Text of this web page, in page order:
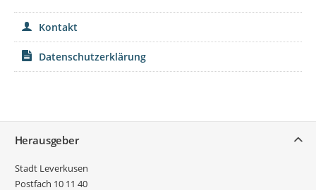
Kontakt
Datenschutzerklärung
Herausgeber
Stadt Leverkusen
Postfach 10 11 40